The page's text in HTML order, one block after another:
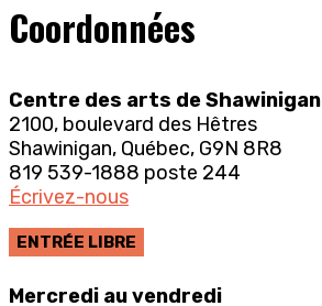
Coordonnées
Centre des arts de Shawinigan
2100, boulevard des Hêtres
Shawinigan, Québec, G9N 8R8
819 539-1888 poste 244
Écrivez-nous
ENTRÉE LIBRE
Mercredi au vendredi